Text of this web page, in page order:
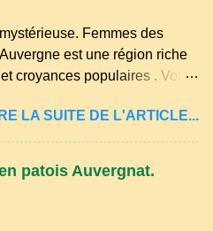
...
de lait, 1 pincée de sel et 30
par équeuter les
dénoyauter de préférence,
un torchon.
Femmes des
est une région riche
croyances populaires . Voici
: Superstitions : Le
Quand, à un repas, un des
de planter dans le
LA SUITE DE L'ARTICLE...
patois Auvergnat.